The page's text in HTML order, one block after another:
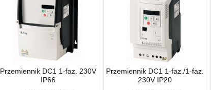
Przemiennik DC1 1-faz. 230V
IP66
Przemiennik DC1 1-faz./1-faz.
230V IP20